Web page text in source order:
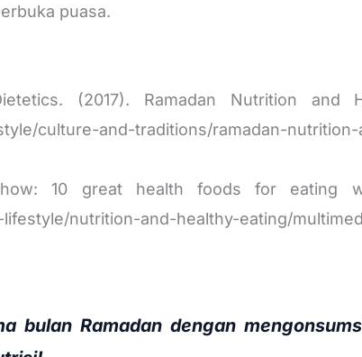
puasa.
(2017). Ramadan Nutrition and
culture-and-traditions/ramadan-
10 great health foods for eating
nutrition-and-healthy-eating/
bulan Ramadan dengan